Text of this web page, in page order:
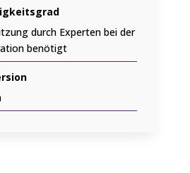
durch Experten bei der
benötigt